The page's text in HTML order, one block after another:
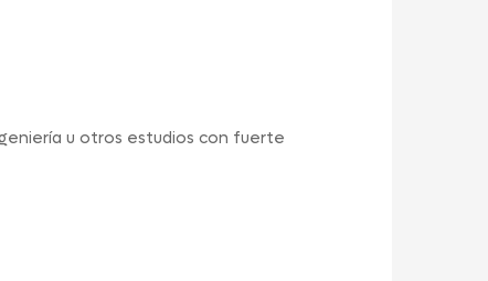
u otros estudios con fuerte